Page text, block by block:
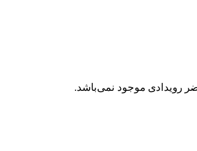
رویدادی موجود نمی‌باشد.